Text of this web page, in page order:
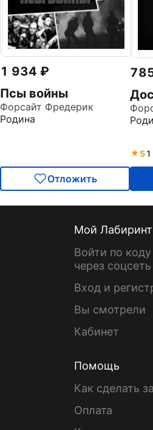
1 934
Псы войны
Форсайт Фредерик
Родина
Отложить
5
Мой Лабиринт
Войти по
через соцсеть
Вход и
Вы смотрели
Кабинет
Помощь
Как сделать
Оплата